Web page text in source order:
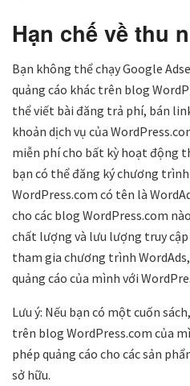
Hạn chế về thu
Bạn không thể chạy Google
quảng cáo khác trên blog
thể viết bài đăng trả phí, bán
khoản dịch vụ của
miễn phí cho bất kỳ hoạt động
bạn có thể đăng ký chương trình
WordPress.com có tên là
cho các blog WordPress.com
chất lượng và lưu lượng truy
tham gia chương trình
quảng cáo của mình với
Lưu ý: Nếu bạn có một cuốn
trên blog WordPress.com của
phép quảng cáo cho các sản
sở hữu.